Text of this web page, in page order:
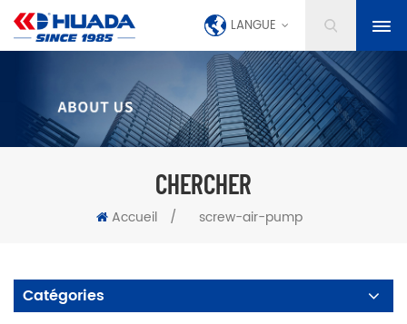
LANGUE
CHERCHER
Accueil / screw-air-pump
Catégories